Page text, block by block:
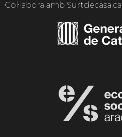
Col·labora amb